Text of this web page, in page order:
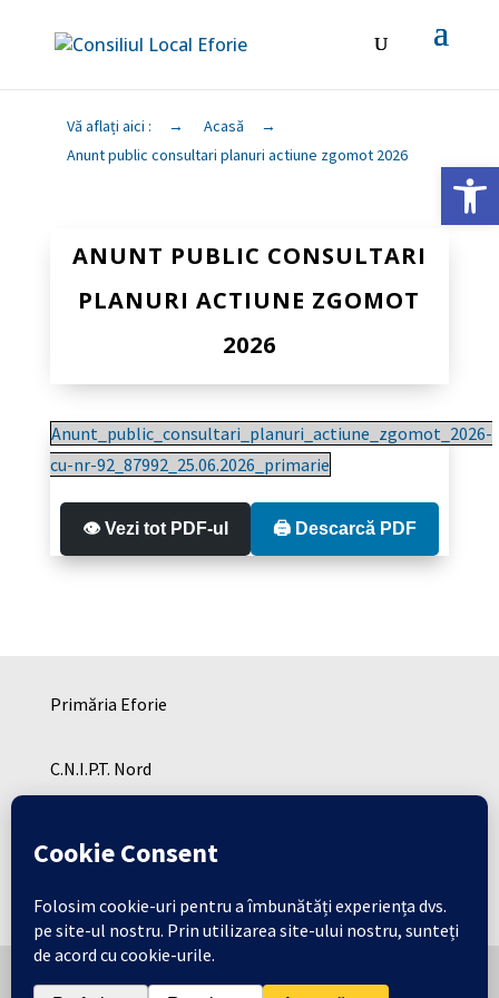
Vă aflați aici : → Acasă
→
Anunt public consultari planuri actiune zgomot 2026
ANUNT PUBLIC CONSULTARI
PLANURI ACTIUNE ZGOMOT
2026
Anunt_public_consultari_planuri_actiune_zgomot_2026-
cu-nr-92_87992_25.06.2026_primarie
👁️ Vezi tot PDF-ul 🖨️ Descarcă PDF
Primăria Eforie
C.N.I.P.T. Nord
Cresa Eforie
Copyright © Consiliul Local Eforie 2026 | Toate
Deschide